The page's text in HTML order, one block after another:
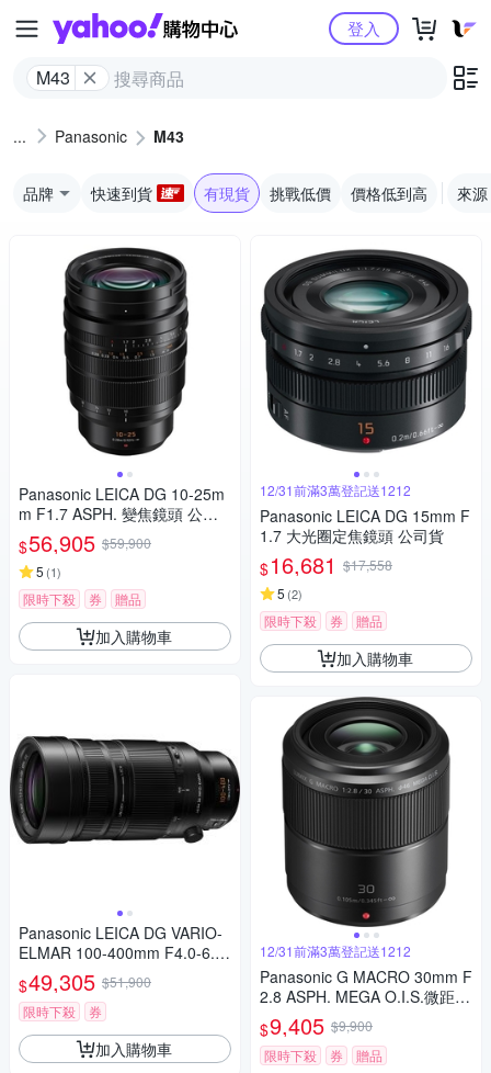
Yahoo購物中心
M43
登入
Panasonic M43
品牌 快速到貨 有現貨 挑戰低價 價格低到高 來源
Panasonic LEICA DG 10-25m
m F1.7 ASPH. 變焦鏡頭 公司
貨
$56,905 $59,900
5 (1)
限時下殺 券 贈品
加入購物車
Panasonic LEICA DG VARIO-
ELMAR 100-400mm F4.0-6.3
II ASPH.POWER O.I.S. 超長焦
變焦鏡頭 公司貨 H-RSA10040
0G
$49,305 $51,900
限時下殺
券
加入購物車
12/31前滿3萬登記送1212
Panasonic LEICA DG 15mm F
1.7 大光圈定焦鏡頭 公司貨
$16,681 $17,558
5 (2)
限時下殺 券 贈品
加入購物車
12/31前滿3萬登記送1212
Panasonic G MACRO 30mm F
2.8 ASPH. MEGA O.I.S.微距鏡
頭 公司貨
$9,405 $9,900
限時下殺
券 贈品